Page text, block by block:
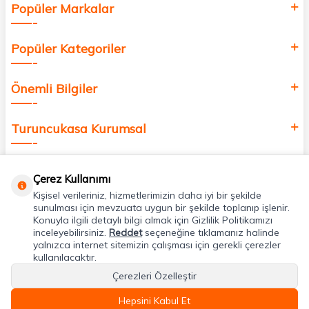
Popüler Markalar
Popüler Kategoriler
Önemli Bilgiler
Turuncukasa Kurumsal
Uygulamalarımız
Adres & İletişim
Çerez Kullanımı
Kişisel verileriniz, hizmetlerimizin daha iyi bir şekilde
sunulması için mevzuata uygun bir şekilde toplanıp işlenir.
Konuyla ilgili detaylı bilgi almak için Gizlilik Politikamızı
inceleyebilirsiniz. Reddetseçeneğine tıklamanız halinde
yalnızca internet sitemizin çalışması için gerekli çerezler
kullanılacaktır.
Çerezleri Özelleştir
Hepsini Kabul Et